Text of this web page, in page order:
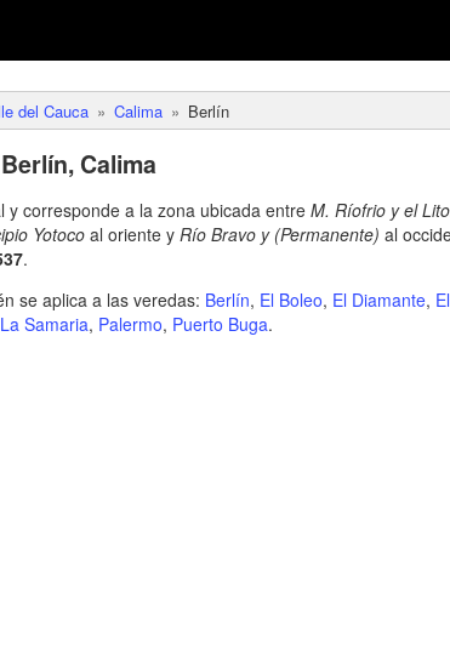
del Cauca Calima Berlín
Calima
y corresponde a la zona ubicada entre M. Ríofrio y el
Yotocoal oriente y Río Bravo y (Permanente) al
.
se aplica a las veredas: Berlín, El Boleo, El Diamante,
La Samaria, Palermo, Puerto Buga.